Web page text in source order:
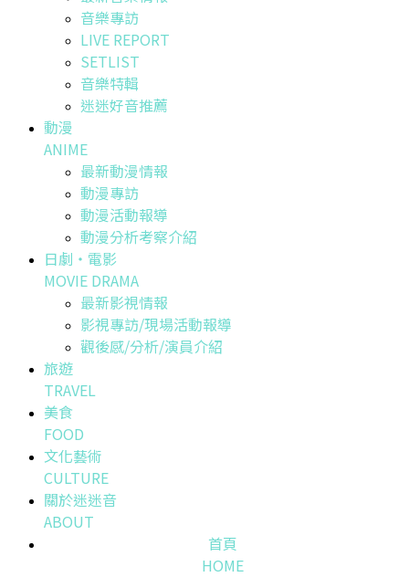
音樂專訪
LIVE REPORT
SETLIST
音樂特輯
迷迷好音推薦
動漫
ANIME
最新動漫情報
動漫專訪
動漫活動報導
動漫分析考察介紹
日劇・電影
MOVIE DRAMA
最新影視情報
影視專訪/現場活動報導
觀後感/分析/演員介紹
旅遊
TRAVEL
美食
FOOD
文化藝術
CULTURE
關於迷迷音
ABOUT
首頁
HOME